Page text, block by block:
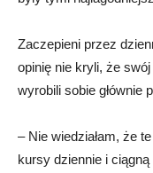
Zaczepieni przez
opinię nie kryli, że
wyrobili sobie głównie
– Nie wiedziałam, że
kursy dziennie i